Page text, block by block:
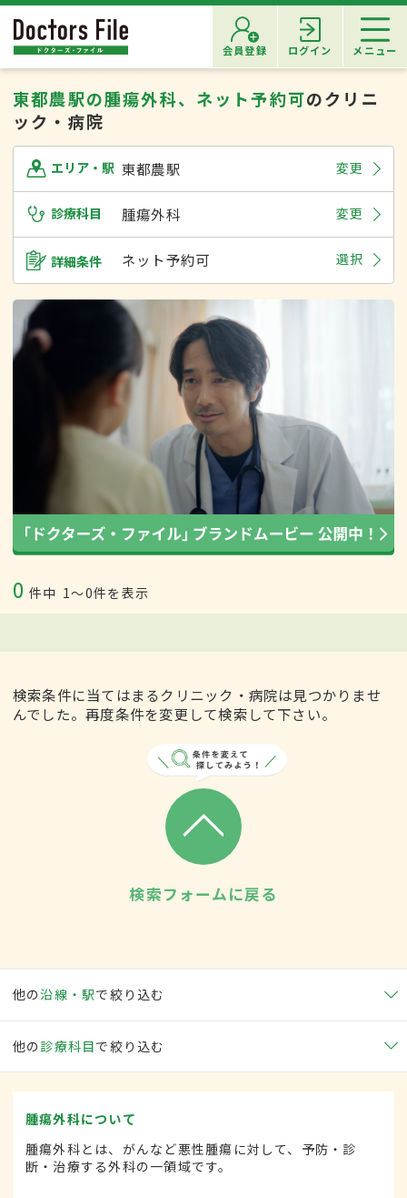
会員登録 ログイン メニュー
東都農駅の腫瘍外科、ネット予約可のクリニ
ック・病院
エリア・駅 東都農駅 変更
診療科目 腫瘍外科 変更
詳細条件 ネット予約可 選択
0 件中 1〜0件を表示
検索条件に当てはまるクリニック・病院は見つかりませ
んでした。再度条件を変更して検索して下さい。
検索フォームに戻る
他の沿線・駅で絞り込む
他の 診療科目で絞り込む
腫瘍外科について
腫瘍外科とは、がんなど悪性腫瘍に対して、予防・診
断・治療する外科の一領域です。